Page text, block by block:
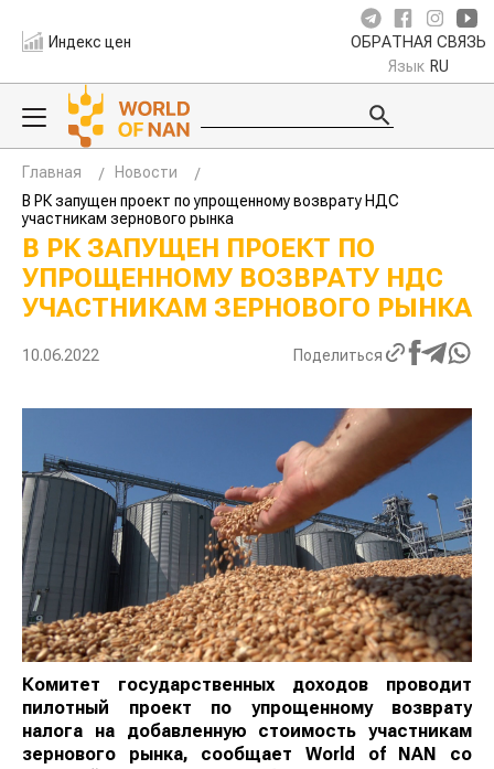
Индекс цен ОБРАТНАЯ СВЯЗЬ
Язык RU
Главная
Новости
В РК запущен проект по упрощенному возврату НДС
участникам зернового рынка
В РК ЗАПУЩЕН ПРОЕКТ ПО
УПРОЩЕННОМУ ВОЗВРАТУ НДС
УЧАСТНИКАМ ЗЕРНОВОГО РЫНКА
10.06.2022 Поделиться
Комитет государственных доходов проводит
пилотный проект по упрощенному возврату
налога на добавленную стоимость участникам
зернового рынка, сообщает World of NAN со